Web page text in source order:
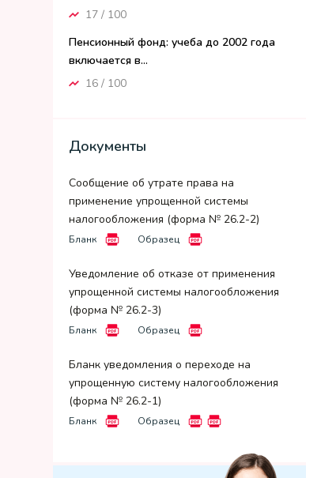
17 / 100
Пенсионный фонд: учеба до 2002 года
включается в...
16 / 100
Документы
Сообщение об утрате права на
применение упрощенной системы
налогообложения (форма № 26.2-2)
Бланк Образец
Уведомление об отказе от применения
упрощенной системы налогообложения
(форма № 26.2-3)
Бланк Образец
Бланк уведомления о переходе на
упрощенную систему налогообложения
(форма № 26.2-1)
Бланк Образец